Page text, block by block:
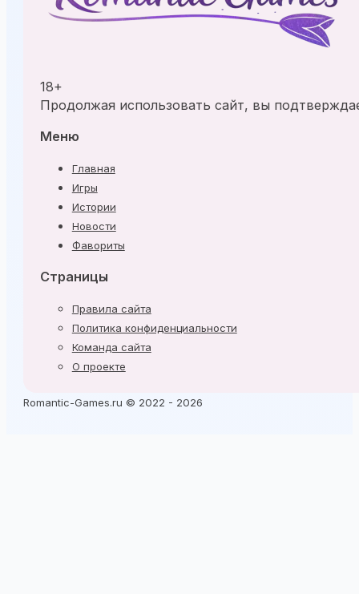
18+
Продолжая использовать сайт, вы
Меню
Главная
Игры
Истории
Новости
Фавориты
Страницы
Правила сайта
Политика конфиденциальности
Команда сайта
О проекте
Romantic-Games.ru © 2022 - 2026